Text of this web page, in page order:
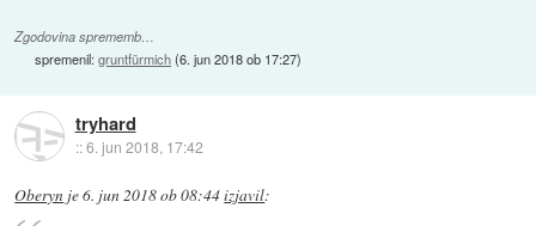
Zgodovina sprememb…
spremenil:gruntfürmich(6. jun 2018 ob 17:27)
tryhard
::6. jun 2018, 17:42
Oberyn je6. jun 2018 ob 08:44izjavil: